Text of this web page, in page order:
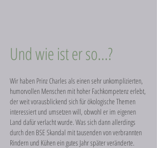
Und wie ist er so...?
Wir haben Prinz Charles als einen sehr unkomplizierten,
humorvollen Menschen mit hoher Fachkompetenz erlebt,
der weit vorausblickend sich für ökologische Themen
interessiert und umsetzen will, obwohl er im eigenen
Land dafür verlacht wurde. Was sich dann allerdings
durch den BSE Skandal mit tausenden von verbrannten
Rindern und Kühen ein gutes Jahr später veränderte.